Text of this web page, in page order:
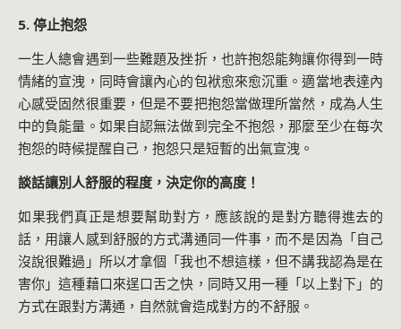
5. 停止抱怨
一生人總會遇到一些難題及挫折，也許抱怨能夠讓你得到一時
情緒的宣洩，同時會讓內心的包袱愈來愈沉重。適當地表達內
心感受固然很重要，但是不要把抱怨當做理所當然，成為人生
中的負能量。如果自認無法做到完全不抱怨，那麼至少在每次
抱怨的時候提醒自己，抱怨只是短暫的出氣宣洩。
談話讓別人舒服的程度，決定你的高度！
如果我們真正是想要幫助對方，應該說的是對方聽得進去的
話，用讓人感到舒服的方式溝通同一件事，而不是因為「自己
沒說很難過」所以才拿個「我也不想這樣，但不講我認為是在
害你」這種藉口來逞口舌之快，同時又用一種「以上對下」的
方式在跟對方溝通，自然就會造成對方的不舒服。